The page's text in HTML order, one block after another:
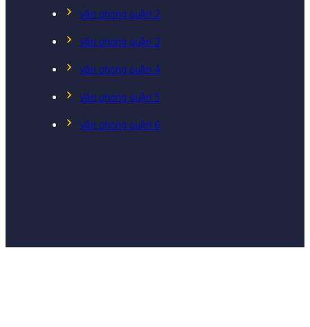
Văn phòng quận 2
Văn phòng quận 3
Văn phòng quận 4
Văn phòng quận 5
Văn phòng quận 6